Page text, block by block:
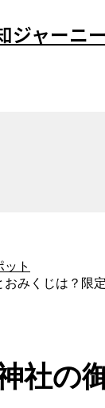
ジャーニー
ト
みくじは？限
社の